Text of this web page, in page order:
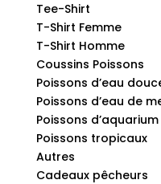
Tee-Shirt
T-Shirt Femme
T-Shirt Homme
Coussins Poissons
Poissons d’eau
Poissons d’eau de
Poissons d’aquarium
Poissons tropicaux
Autres
Cadeaux pêcheurs